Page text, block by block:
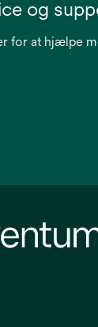
og
for at hjælpe